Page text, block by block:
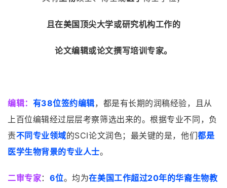
且在美国顶尖大学或研究机构工作的
论文编辑或论文撰写培训专家。
编辑： 有38位签约编辑，都是有长期的润稿经验，且从
上百位编辑经过层层考察筛选出来的。根据专业不同，负
责不同专业领域的SCI论文润色；最关键的是，他们都是
医学生物背景的专业人士。
二审专家： 6位。均为在美国工作超过20年的华裔生物教